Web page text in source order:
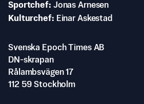
Sportchef Jonas Arnesen
Kulturchef
Einar Askestad
Svenska Epoch Times AB
DN-skrapan
Rålambsvägen 17
112 59 Stockholm